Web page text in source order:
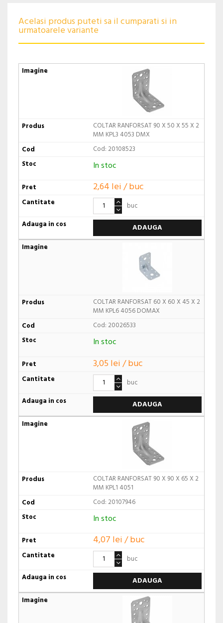
Acelasi produs puteti sa il cumparati si in
urmatoarele variante
COLTAR RANFORSAT 90 X 50 X 55 X 2
MM KPL3 4053 DMX
Cod: 20108523
In stoc
2,64 lei / buc
buc
ADAUGA
COLTAR RANFORSAT 60 X 60 X 45 X 2
MM KPL6 4056 DOMAX
Cod: 20026533
In stoc
3,05 lei / buc
buc
ADAUGA
COLTAR RANFORSAT 90 X 90 X 65 X 2
MM KPL1 4051
Cod: 20107946
In stoc
4,07 lei / buc
buc
ADAUGA